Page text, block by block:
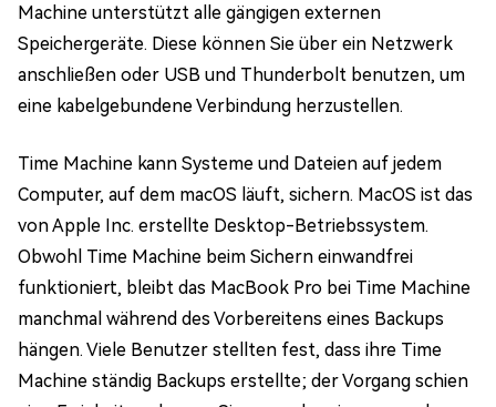
Machine unterstützt alle gängigen externen
Speichergeräte. Diese können Sie über ein Netzwerk
anschließen oder USB und Thunderbolt benutzen, um
eine kabelgebundene Verbindung herzustellen.
Time Machine kann Systeme und Dateien auf jedem
Computer, auf dem macOS läuft, sichern. MacOS ist das
von Apple Inc. erstellte Desktop-Betriebssystem.
Obwohl Time Machine beim Sichern einwandfrei
funktioniert, bleibt das MacBook Pro bei Time Machine
manchmal während des Vorbereitens eines Backups
hängen. Viele Benutzer stellten fest, dass ihre Time
Machine ständig Backups erstellte; der Vorgang schien